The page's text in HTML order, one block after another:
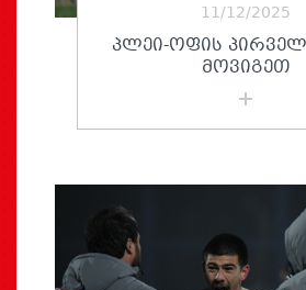
11/12/2025
ᲞᲚᲔᲘ-ᲝᲤᲘᲡ
ᲛᲝᲕᲘᲒᲔᲗ